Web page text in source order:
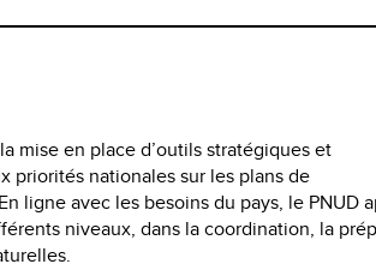
mise en place d’outils stratégiques et
priorités nationales sur les plans de
ligne avec les besoins du pays, le PNUD
niveaux, dans la coordination, la